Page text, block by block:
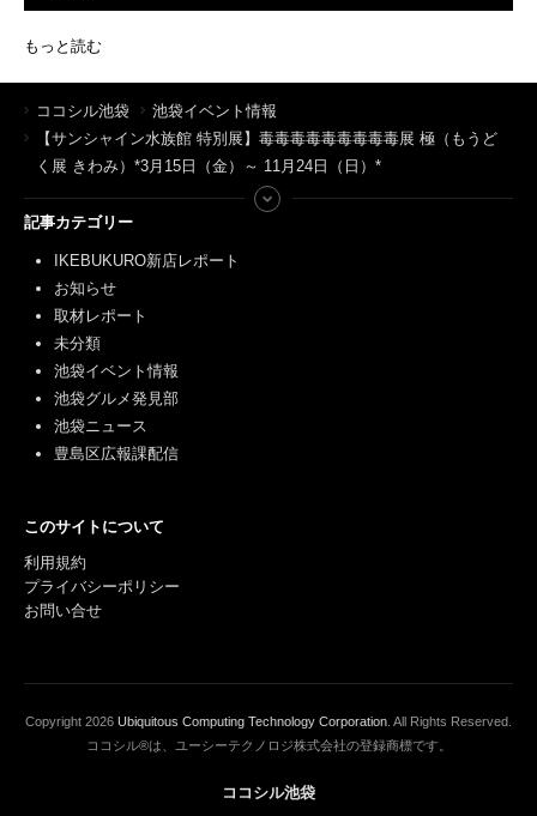
もっと読む
ココシル池袋
池袋イベント情報
【サンシャイン水族館 特別展】毒毒毒毒毒毒毒毒毒展 極（もうど
く展 きわみ）*3月15日（金）～ 11月24日（日）*
記事カテゴリー
IKEBUKURO新店レポート
お知らせ
取材レポート
未分類
池袋イベント情報
池袋グルメ発見部
池袋ニュース
豊島区広報課配信
このサイトについて
利用規約
プライバシーポリシー
お問い合せ
Copyright 2026 Ubiquitous Computing Technology Corporation . All Rights Reserved.
ココシル®は、ユーシーテクノロジ株式会社の登録商標です。
ココシル池袋